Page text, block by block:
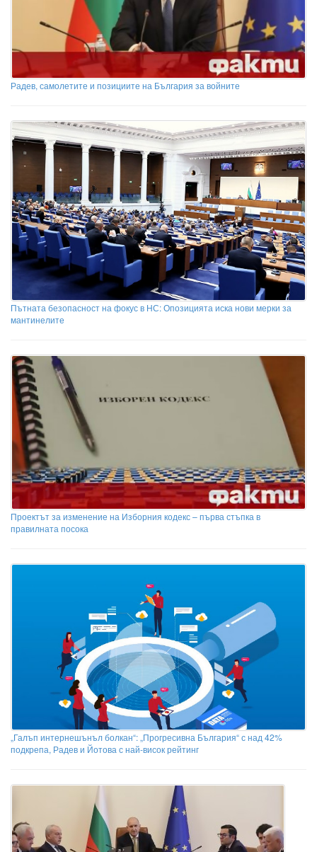
Радев, самолетите и позициите на България за войните
Пътната безопасност на фокус в НС: Опозицията иска нови мерки за
мантинелите
Проектът за изменение на Изборния кодекс – първа стъпка в
правилната посока
„Галъп интернешънъл болкан“: „Прогресивна България“ с над 42%
подкрепа, Радев и Йотова с най-висок рейтинг